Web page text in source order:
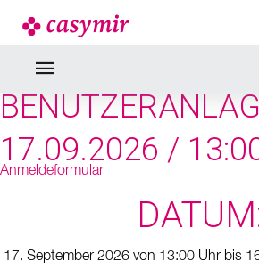
SEMINARE &
KONFIGURATION,
17.09.2026 /
Anmeldeformular
17. September 2026 von 13:00 Uhr bis